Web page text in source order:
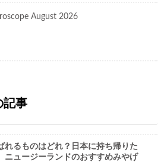
August 2026
記事
れるものはどれ？日本に持ち帰りた
ニュージーランドのおすすめみやげ